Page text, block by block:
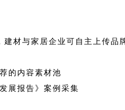
材与家居企业可自主上传
的内容素材池
展报告》案例采集